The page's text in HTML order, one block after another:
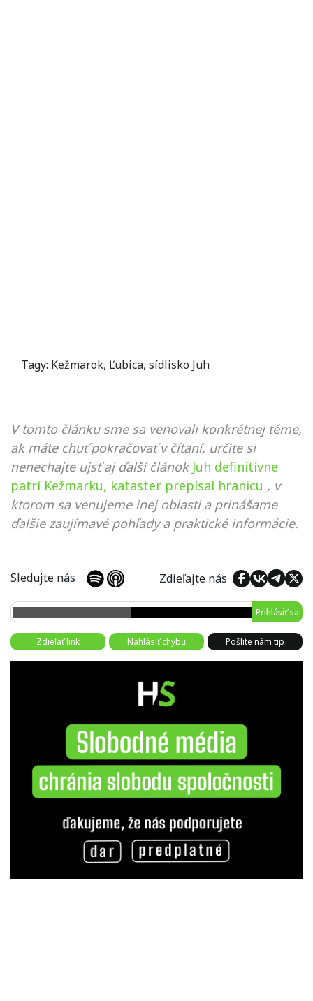
Tagy: Kežmarok, Ľubica, sídlisko Juh
V tomto článku sme sa venovali konkrétnej téme,
ak máte chuť pokračovať v čítaní, určite si
nenechajte ujsť aj ďalší článok Juh definitívne
patrí Kežmarku, kataster prepísal hranicu , v
ktorom sa venujeme inej oblasti a prinášame
ďalšie zaujímavé pohľady a praktické informácie.
Sledujte nás Zdieľajte nás
Prihlásiť sa
Zdieľať link Nahlásiť chybu Pošlite nám tip